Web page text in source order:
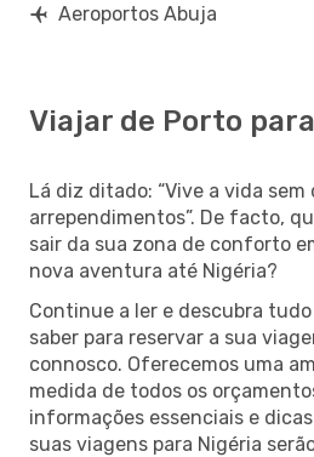
Aeroportos Abuja
Viajar de Porto
Lá diz ditado: “Vive a vida
arrependimentos”. De facto,
sair da sua zona de conforto
nova aventura até Nigéria?
Continue a ler e descubra
saber para reservar a sua
connosco. Oferecemos uma
medida de todos os
informações essenciais e
suas viagens para Nigéria